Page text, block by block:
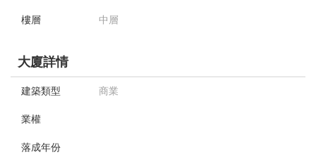
樓層 中層
大廈詳情
建築類型 商業
業權
落成年份